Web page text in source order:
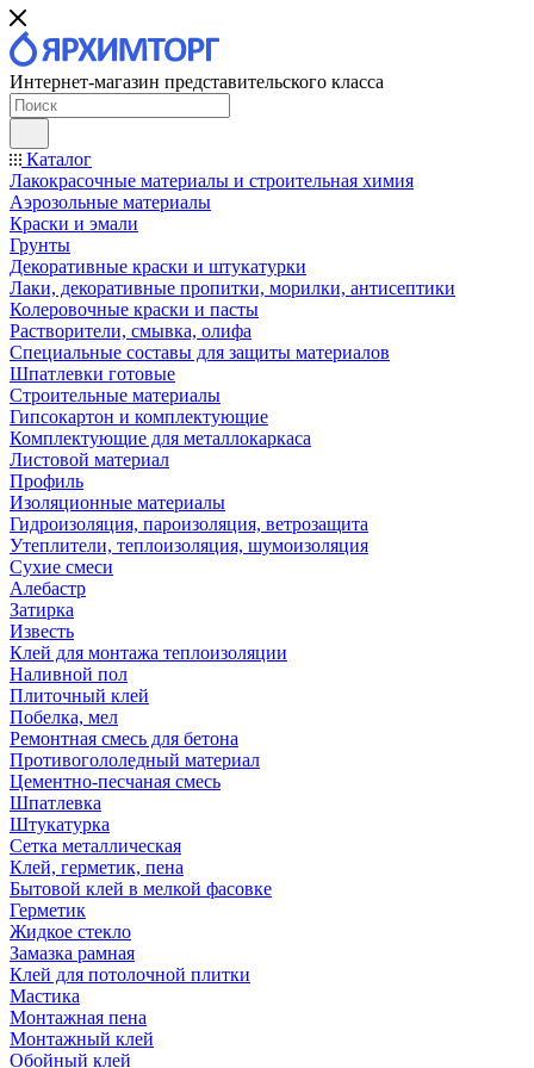
Интернет-магазин представительского класса
Каталог
Лакокрасочные материалы и строительная химия
Аэрозольные материалы
Краски и эмали
Грунты
Декоративные краски и штукатурки
Лаки, декоративные пропитки, морилки, антисептики
Колеровочные краски и пасты
Растворители, смывка, олифа
Специальные составы для защиты материалов
Шпатлевки готовые
Строительные материалы
Гипсокартон и комплектующие
Комплектующие для металлокаркаса
Листовой материал
Профиль
Изоляционные материалы
Гидроизоляция, пароизоляция, ветрозащита
Утеплители, теплоизоляция, шумоизоляция
Сухие смеси
Алебастр
Затирка
Известь
Клей для монтажа теплоизоляции
Наливной пол
Плиточный клей
Побелка, мел
Ремонтная смесь для бетона
Противогололедный материал
Цементно-песчаная смесь
Шпатлевка
Штукатурка
Сетка металлическая
Клей, герметик, пена
Бытовой клей в мелкой фасовке
Герметик
Жидкое стекло
Замазка рамная
Клей для потолочной плитки
Мастика
Монтажная пена
Монтажный клей
Обойный клей